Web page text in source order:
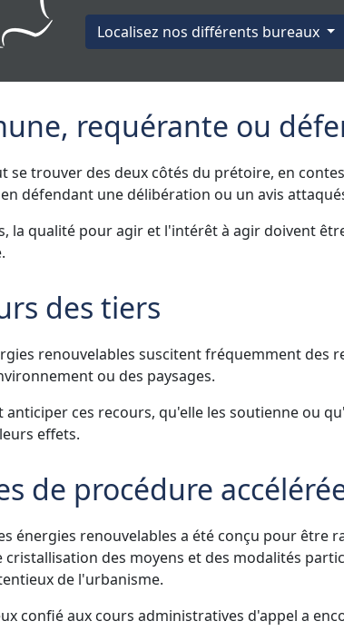
Localisez nos différents bureaux
requérante ou
se trouver des deux côtés du prétoire, en
défendant une délibération ou un avis
la qualité pour agir et l'intérêt à agir doivent
des tiers
renouvelables suscitent fréquemment des
ou des paysages.
anticiper ces recours, qu'elle les soutienne ou
effets.
de procédure
énergies renouvelables a été conçu pour être
cristallisation des moyens et des modalités
de l'urbanisme.
confié aux cours administratives d'appel a